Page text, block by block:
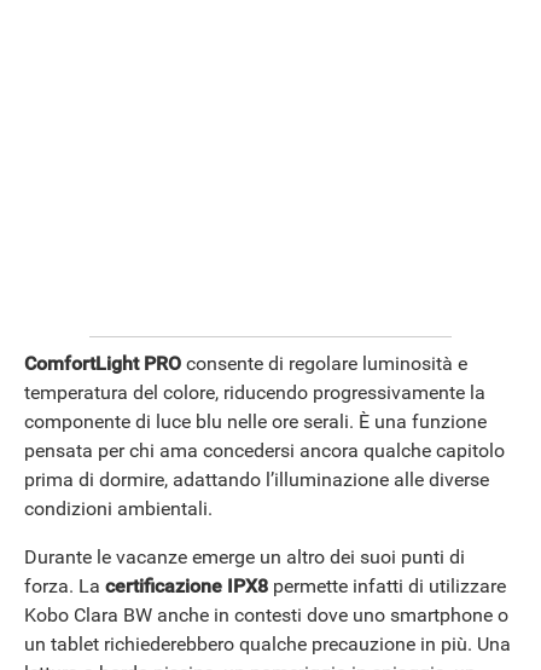
ComfortLight PRO consente di regolare luminosità e
temperatura del colore, riducendo progressivamente la
componente di luce blu nelle ore serali. È una funzione
pensata per chi ama concedersi ancora qualche capitolo
prima di dormire, adattando l’illuminazione alle diverse
condizioni ambientali.
Durante le vacanze emerge un altro dei suoi punti di
forza. La certificazione IPX8 permette infatti di utilizzare
Kobo Clara BW anche in contesti dove uno smartphone o
un tablet richiederebbero qualche precauzione in più. Una